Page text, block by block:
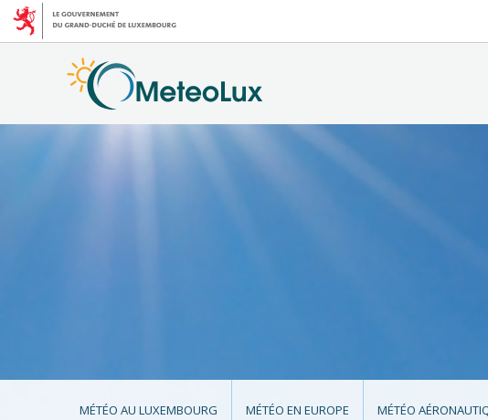
MÉTÉO AU LUXEMBOURG MÉTÉO EN EUROPE MÉTÉO